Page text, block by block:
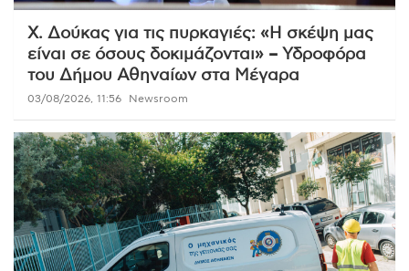
Χ. Δούκας για τις πυρκαγιές: «Η σκέψη μας
είναι σε όσους δοκιμάζονται» – Υδροφόρα
του Δήμου Αθηναίων στα Μέγαρα
03/08/2026, 11:56 Newsroom